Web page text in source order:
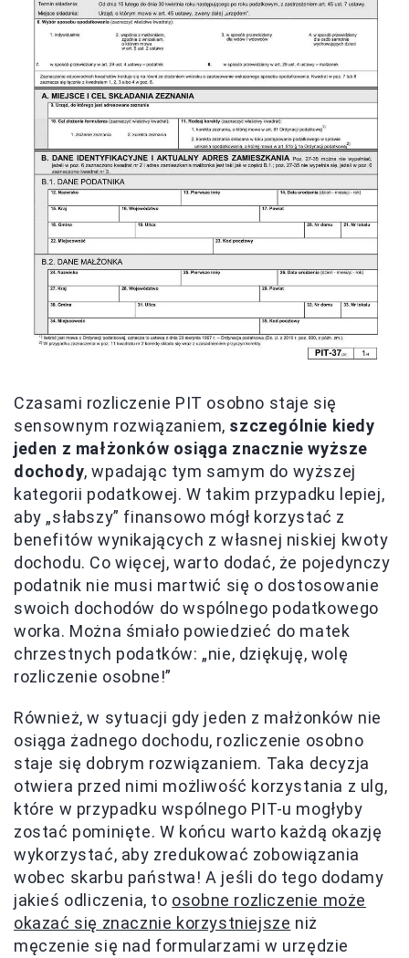
Czasami rozliczenie PIT osobno staje się
sensownym rozwiązaniem, szczególnie kiedy
jeden z małżonków osiąga znacznie wyższe
dochody, wpadając tym samym do wyższej
kategorii podatkowej. W takim przypadku lepiej,
aby „słabszy” finansowo mógł korzystać z
benefitów wynikających z własnej niskiej kwoty
dochodu. Co więcej, warto dodać, że pojedynczy
podatnik nie musi martwić się o dostosowanie
swoich dochodów do wspólnego podatkowego
worka. Można śmiało powiedzieć do matek
chrzestnych podatków: „nie, dziękuję, wolę
rozliczenie osobne!”
Również, w sytuacji gdy jeden z małżonków nie
osiąga żadnego dochodu, rozliczenie osobno
staje się dobrym rozwiązaniem. Taka decyzja
otwiera przed nimi możliwość korzystania z ulg,
które w przypadku wspólnego PIT-u mogłyby
zostać pominięte. W końcu warto każdą okazję
wykorzystać, aby zredukować zobowiązania
wobec skarbu państwa! A jeśli do tego dodamy
jakieś odliczenia, to osobne rozliczenie może
okazać się znacznie korzystniejsze niż
męczenie się nad formularzami w urzędzie